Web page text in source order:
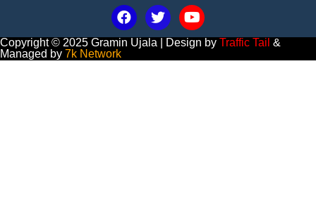
Copyright © 2025 Gramin Ujala | Design by Traffic Tail &
Managed by 7k Network